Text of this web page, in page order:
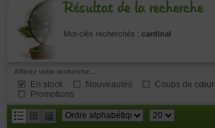
Résultat de la recherche
Mot-clés recherchés : cardinal
Affinez votre recherche...
En stock Nouveautés Coups de cœur
Promotions